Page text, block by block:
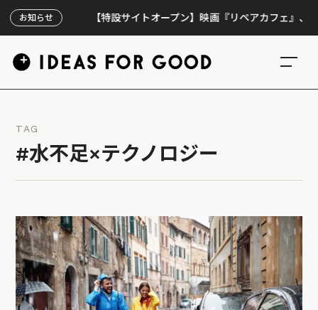
お知らせ【特設サイトオープン】映画『リペアカフェ』、上映300回
TAG
#水不足×テクノロジー